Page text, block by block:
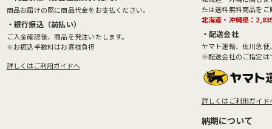
商品お届けの際に商品代金をお支払ください。
・銀行振込（前払い）
ご入金確認後、商品を発注いたします。
※お振込手数料はお客様負担
詳しくはご利用ガイドへ
たは送料無料商品を
北海道・沖縄県：
・配送会社
ヤマト運輸、佐川急便
※配送会社のご指定は
詳しくはご利用ガイド
納期について